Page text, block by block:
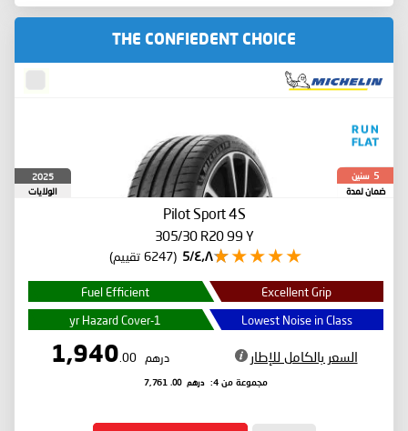
THE CONFIEDENT CHOICE
5 سنين
ضمان لمدة
2025
الولايات
Pilot Sport 4S
305/30 R20 99 Y
٤٫٨/5 (6247 تقييم)
Excellent Grip
Fuel Efficient
Lowest Noise in Class
1-yr Hazard Cover
السعر بالكامل للإطار درهم 1,940
.00
مجموعة من 4: درهم 7,761
.00